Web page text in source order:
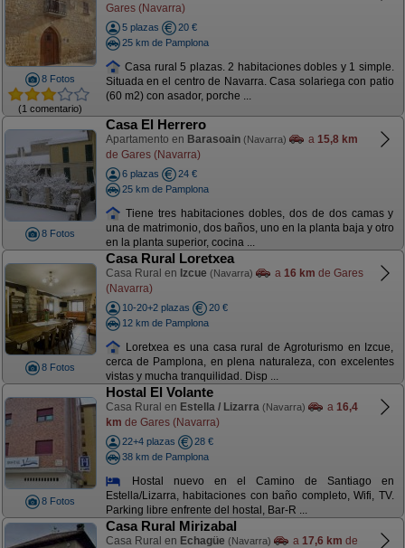
8 Fotos
(1 comentario)
Gares (Navarra)
5 plazas
20 €
25 km de Pamplona
Casa rural 5 plazas. 2 habitaciones dobles y 1 simple.
Situada en el centro de Navarra. Casa solariega con patio
(60 m2) con asador, porche ...
8 Fotos
Casa El Herrero
Apartamento en Barasoain (Navarra) a 15,8 km
de Gares (Navarra)
6 plazas
24 €
25 km de Pamplona
Tiene tres habitaciones dobles, dos de dos camas y
una de matrimonio, dos baños, uno en la planta baja y otro
en la planta superior, cocina ...
8 Fotos
Casa Rural Loretxea
Casa Rural en Izcue (Navarra) a 16 km de Gares
(Navarra)
10-20+2 plazas
20 €
12 km de Pamplona
Loretxea es una casa rural de Agroturismo en Izcue,
cerca de Pamplona, en plena naturaleza, con excelentes
vistas y mucha tranquilidad. Disp ...
8 Fotos
Hostal El Volante
Casa Rural en Estella / Lizarra (Navarra) a 16,4
km de Gares (Navarra)
22+4 plazas
28 €
38 km de Pamplona
Hostal nuevo en el Camino de Santiago en
Estella/Lizarra, habitaciones con baño completo, Wifi, TV.
Parking libre enfrente del hostal, Bar-R ...
Casa Rural Mirizabal
Casa Rural en Echagüe (Navarra) a 17,6 km de